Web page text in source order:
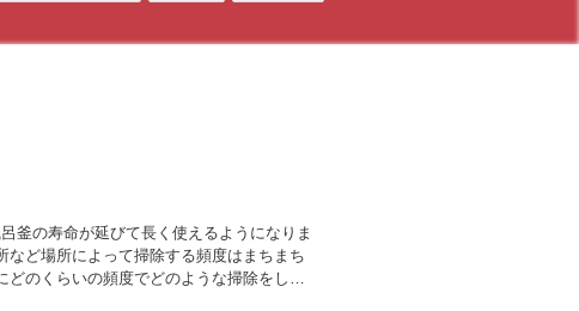
釜の寿命が延びて長く使えるようになりま
ど場所によって掃除する頻度はまちまち
のくらいの頻度でどのような掃除をした